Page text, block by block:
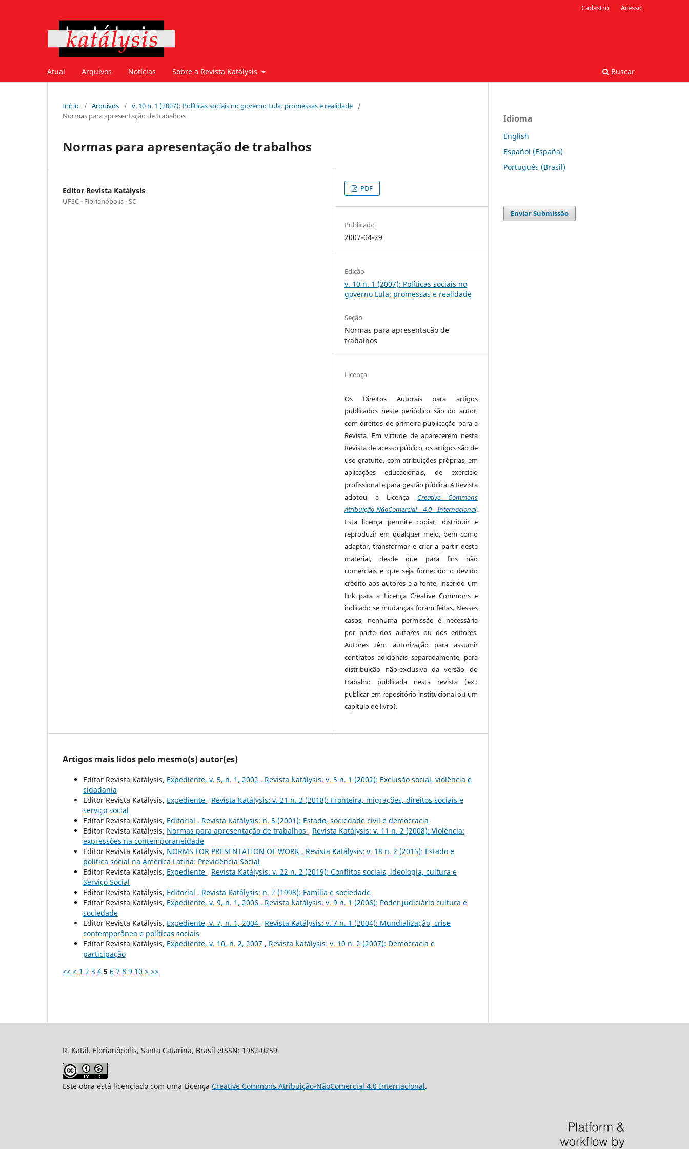
Atual Arquivos Notícias Sobre a Revista Katálysis Buscar
Cadastro Acesso
Início / Arquivos / v. 10 n. 1 (2007): Políticas sociais no governo Lula: promessas e realidade
/
Normas para apresentação de trabalhos
Normas para apresentação de trabalhos
Editor Revista Katálysis
UFSC - Florianópolis - SC
PDF
Publicado
2007-04-29
Edição
v. 10 n. 1 (2007): Políticas sociais no
governo Lula: promessas e realidade
Seção
Normas para apresentação de
trabalhos
Licença
Os Direitos Autorais para artigos
publicados neste periódico são do autor,
com direitos de primeira publicação para a
Revista. Em virtude de aparecerem nesta
Revista de acesso público, os artigos são de
uso gratuito, com atribuições próprias, em
aplicações educacionais, de exercício
profissional e para gestão pública. A Revista
adotou a Licença Creative Commons
Atribuição-NãoComercial 4.0 Internacional.
Esta licença permite copiar, distribuir e
reproduzir em qualquer meio, bem como
adaptar, transformar e criar a partir deste
material, desde que para fins não
comerciais e que seja fornecido o devido
crédito aos autores e a fonte, inserido um
link para a Licença Creative Commons e
indicado se mudanças foram feitas. Nesses
casos, nenhuma permissão é necessária
por parte dos autores ou dos editores.
Autores têm autorização para assumir
contratos adicionais separadamente, para
distribuição não-exclusiva da versão do
trabalho publicada nesta revista (ex.:
publicar em repositório institucional ou um
capítulo de livro).
Artigos mais lidos pelo mesmo(s) autor(es)
Editor Revista Katálysis, Expediente, v. 5, n. 1, 2002 , Revista Katálysis: v. 5 n. 1 (2002): Exclusão social, violência e
cidadania
Editor Revista Katálysis, Expediente , Revista Katálysis: v. 21 n. 2 (2018): Fronteira, migrações, direitos sociais e
serviço social
Editor Revista Katálysis, Editorial , Revista Katálysis: n. 5 (2001): Estado, sociedade civil e democracia
Editor Revista Katálysis, Normas para apresentação de trabalhos , Revista Katálysis: v. 11 n. 2 (2008): Violência:
expressões na contemporaneidade
Editor Revista Katálysis, NORMS FOR PRESENTATION OF WORK , Revista Katálysis: v. 18 n. 2 (2015): Estado e
política social na América Latina: Previdência Social
Editor Revista Katálysis, Expediente , Revista Katálysis: v. 22 n. 2 (2019): Conflitos sociais, ideologia, cultura e
Serviço Social
Editor Revista Katálysis, Editorial , Revista Katálysis: n. 2 (1998): Família e sociedade
Editor Revista Katálysis, Expediente, v. 9, n. 1, 2006 , Revista Katálysis: v. 9 n. 1 (2006): Poder judiciário cultura e
sociedade
Editor Revista Katálysis, Expediente, v. 7, n. 1, 2004 , Revista Katálysis: v. 7 n. 1 (2004): Mundialização, crise
contemporânea e políticas sociais
Editor Revista Katálysis, Expediente, v. 10, n. 2, 2007 , Revista Katálysis: v. 10 n. 2 (2007): Democracia e
participação
<< < 1 2 3 4 5 6 7 8 9 10 > >>
Idioma
English
Español (España)
Português (Brasil)
Enviar Submissão
R. Katál. Florianópolis, Santa Catarina, Brasil eISSN: 1982-0259.
Este obra está licenciado com uma Licença Creative Commons Atribuição-NãoComercial 4.0 Internacional.